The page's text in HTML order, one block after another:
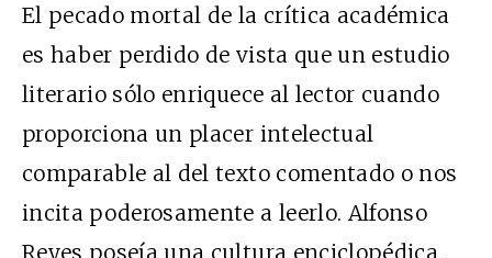
El pecado mortal de la crítica académica
es haber perdido de vista que un estudio
literario sólo enriquece al lector cuando
proporciona un placer intelectual
comparable al del texto comentado o nos
incita poderosamente a leerlo. Alfonso
Reyes poseía una cultura enciclopédica,